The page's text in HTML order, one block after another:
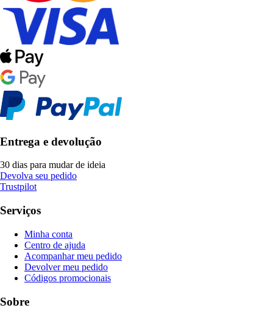
Entrega e devolução
30 dias para mudar de ideia
Devolva seu pedido
Trustpilot
Serviços
Minha conta
Centro de ajuda
Acompanhar meu pedido
Devolver meu pedido
Códigos promocionais
Sobre